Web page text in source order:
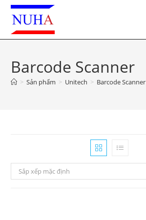
Skip
content
Barcode Scanner
> Sản phẩm > Unitech > Barcode Scanner
Sắp xếp mặc định